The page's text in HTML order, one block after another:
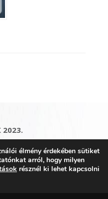
2023.
|Impresszum|
élmény érdekében sütiket
arról, hogy milyen
résznél ki lehet kapcsolni